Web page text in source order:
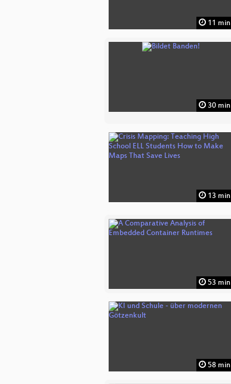
11 min
30 min
13 min
53 min
58 min